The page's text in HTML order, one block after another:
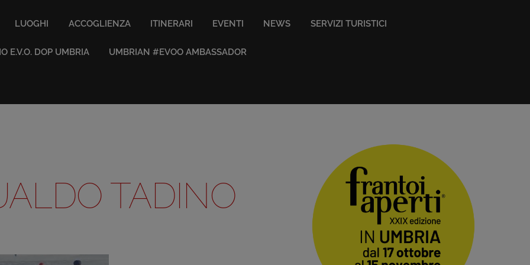
LUOGHI ACCOGLIENZA ITINERARI EVENTI NEWS SERVIZI TURISTICI
E.V.O. DOP UMBRIA UMBRIAN #EVOO AMBASSADOR
TADINO